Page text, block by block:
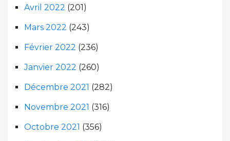
Avril 2022 (201)
Mars 2022 (243)
Février 2022 (236)
Janvier 2022 (260)
Décembre 2021 (282)
Novembre 2021 (316)
Octobre 2021 (356)